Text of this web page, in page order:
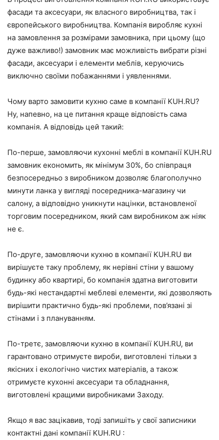
фасади та аксесуари, як власного виробництва, так і
європейського виробництва. Компанія виробляє кухні
на замовлення за розмірами замовника, при цьому (що
дуже важливо!) замовник має можливість вибрати різні
фасади, аксесуари і елементи меблів, керуючись
виключно своїми побажаннями і уявленнями.
Чому варто замовити кухню саме в компанії KUH.RU?
Ну, напевно, на це питання краще відповість сама
компанія. А відповідь цей такий:
По-перше, замовляючи кухонні меблі в компанії KUH.RU
замовник економить, як мінімум 30%, бо співпраця
безпосередньо з виробником дозволяє благополучно
минути ланка у вигляді посередника-магазину чи
салону, а відповідно уникнути націнки, встановленої
торговим посередником, який сам виробником аж ніяк
не є.
По-друге, замовляючи кухню в компанії KUH.RU ви
вирішуєте таку проблему, як нерівні стіни у вашому
будинку або квартирі, бо компанія здатна виготовити
будь-які нестандартні меблеві елементи, які дозволяють
вирішити практично будь-які проблеми, пов’язані зі
стінами і з плануванням.
По-третє, замовляючи кухню в компанії KUH.RU, ви
гарантовано отримуєте вироби, виготовлені тільки з
якісних і екологічно чистих матеріалів, а також
отримуєте кухонні аксесуари та обладнання,
виготовлені кращими виробниками Заходу.
Якщо я вас зацікавив, тоді запишіть у свої записники
контактні дані компанії KUH.RU :